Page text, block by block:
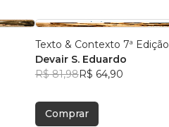
Texto & Contexto 7ª Edição
Devair S. Eduardo
R$ 81,98R$ 64,90
Comprar